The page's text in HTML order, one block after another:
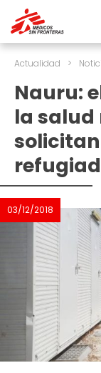
Actualidad >
Nauru:
la salud
03/12/2018